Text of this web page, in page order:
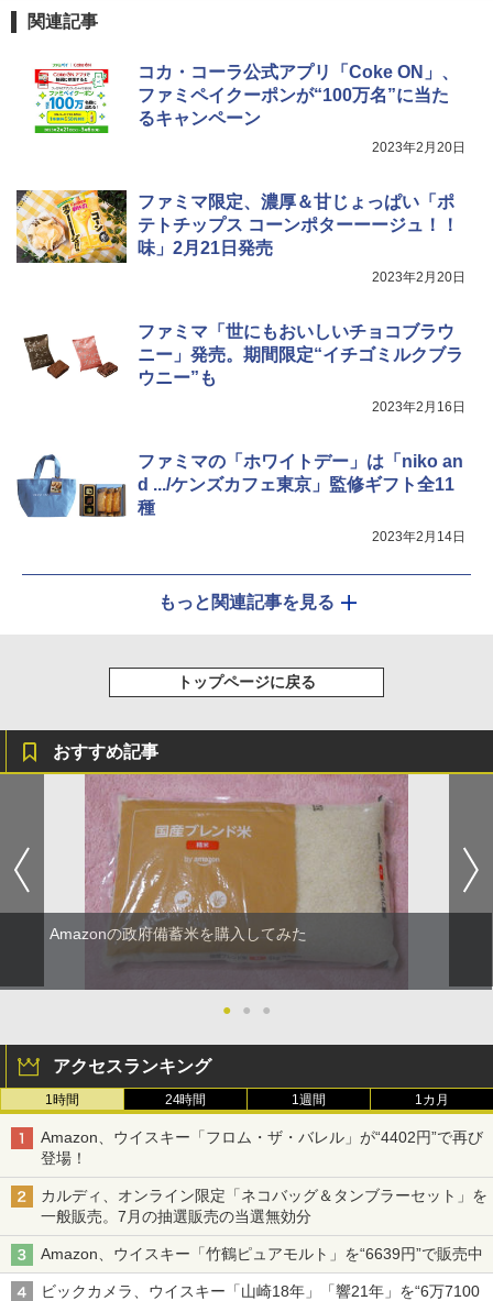
ジ 石窯ドーム ER-D80A(K) ブラック 25
0℃ 1段調理 フラットテーブル 電子レン
ジ 赤外線センサー ノンフライ調理 簡単
お手入れ 小型 新生活 一人暮らし 二人暮
5
シャープ ウォーターオーブン ヘルシオ
AX-XJ1-B ブラック 30L 2段調理 コンベ
￥44,800
関連記事
コカ・コーラ公式アプリ「Coke ON」、
ファミペイクーポンが“100万名”に当た
るキャンペーン
2023年2月20日
ファミマ限定、濃厚＆甘じょっぱい「ポ
テトチップス コーンポターーージュ！！
味」2月21日発売
2023年2月20日
ファミマ「世にもおいしいチョコブラウ
ニー」発売。期間限定“イチゴミルクブラ
ウニー”も
2023年2月16日
ファミマの「ホワイトデー」は「niko an
d .../ケンズカフェ東京」監修ギフト全11
種
2023年2月14日
もっと関連記事を見る
トップページに戻る
おすすめ記事
Amazonの政府備蓄米を購入してみた
● ● ●
アクセスランキング
1時間 24時間 1週間 1カ月
Amazon、ウイスキー「フロム・ザ・バレル」が“4402円”で再び
登場！
カルディ、オンライン限定「ネコバッグ＆タンブラーセット」を
一般販売。7月の抽選販売の当選無効分
Amazon、ウイスキー「竹鶴ピュアモルト」を“6639円”で販売中
ビックカメラ、ウイスキー「山崎18年」「響21年」を“6万7100